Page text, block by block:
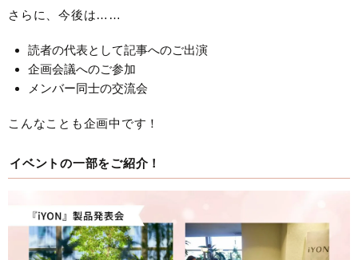
さらに、今後は……
読者の代表として記事へのご出演
企画会議へのご参加
メンバー同士の交流会
こんなことも企画中です！
イベントの一部をご紹介！